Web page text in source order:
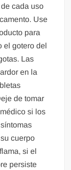
cada uso
Use
para
el gotero del
Las
en la
de tomar
si los
cuerpo
si el
persiste